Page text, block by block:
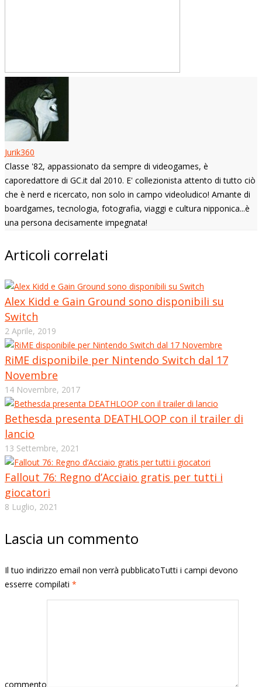
Jurik360
Classe '82, appassionato da sempre di videogames, è
caporedattore di GC.it dal 2010. E' collezionista attento di tutto ciò
che è nerd e ricercato, non solo in campo videoludico! Amante di
boardgames, tecnologia, fotografia, viaggi e cultura nipponica...è
una persona decisamente impegnata!
Articoli correlati
Alex Kidd e Gain Ground sono disponibili su
Switch
2 Aprile, 2019
RiME disponibile per Nintendo Switch dal 17
Novembre
14 Novembre, 2017
Bethesda presenta DEATHLOOP con il trailer di
lancio
13 Settembre, 2021
Fallout 76: Regno d’Acciaio gratis per tutti i
giocatori
8 Luglio, 2021
Lascia un commento
Il tuo indirizzo email non verrà pubblicatoTutti i campi devono
esserre compilati *
commento